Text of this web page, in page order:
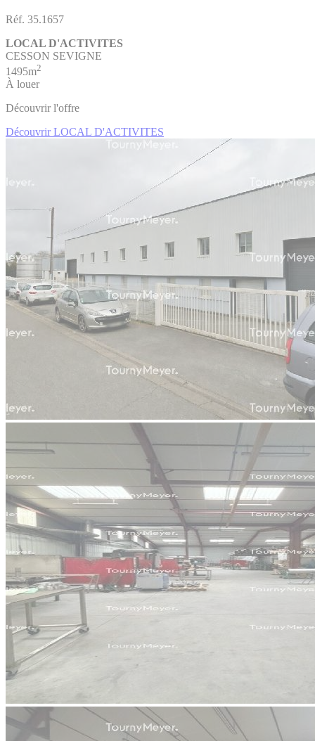
Réf. 35.1657
LOCAL D'ACTIVITES
CESSON SEVIGNE
1495m2
À louer
Découvrir l'offre
Découvrir LOCAL D'ACTIVITES